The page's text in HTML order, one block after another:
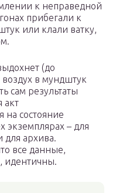
к неправедной
прибегали к
или клали ватку,
(до
воздух в мундштук
сам результаты
акт
на состояние
экземплярах – для
для архива.
все данные,
идентичны.